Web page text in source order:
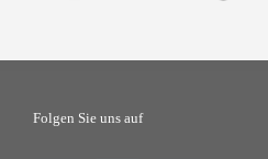
Folgen Sie uns auf